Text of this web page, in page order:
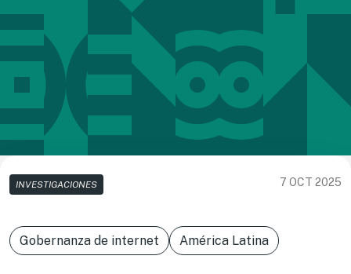
INVESTIGACIONES 7 OCT 2025
Gobernanza de internet América Latina